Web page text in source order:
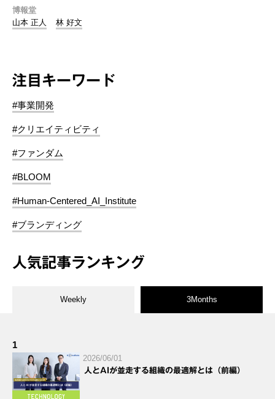
博報堂
山本 正人
林 好文
注目キーワード
#事業開発
#クリエイティビティ
#ファンダム
#BLOOM
#Human-Centered_AI_Institute
#ブランディング
人気記事ランキング
Weekly 3Months
1
2026/06/01
人とAIが並走する組織の最適解とは（前編）